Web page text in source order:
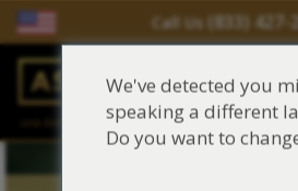
Call Us (833) 427-
Salir del contenido
MainJustinian C. Lane, Esq. – PLLC
Reclamaciones de asbesto/
We've detected you
speaking a different
Do you want to